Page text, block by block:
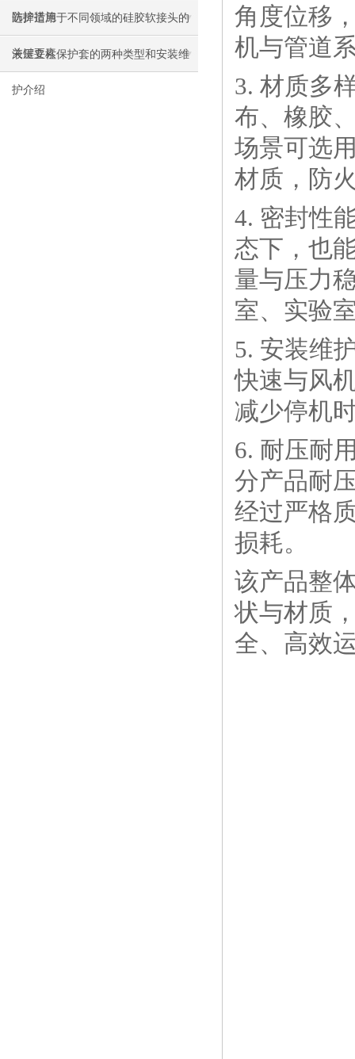
防护措施
选择适用于不同领域的硅胶软接头的
关键要素
液压立柱保护套的两种类型和安装维
护介绍
角度位移
机与管道
3. 材质多
布、橡胶
场景可选
材质，防
4. 密封性
态下，也
量与压力
室、实验
5. 安装维
快速与风
减少停机
6. 耐压耐
分产品耐
经过严格
损耗。
该产品整
状与材质
全、高效